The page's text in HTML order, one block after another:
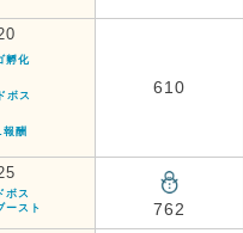
孵化
ボス
酬
610
ボス
ースト
762